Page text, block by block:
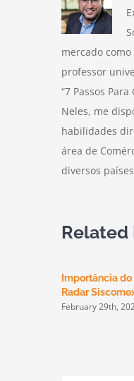
mercado
professor
“7 Passos
Neles, me
habilidades
área de
diversos
Related
Importância
Radar
February 29th,